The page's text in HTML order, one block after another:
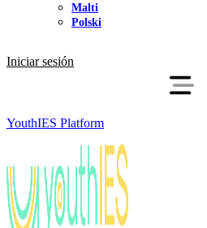
Malti
Polski
Iniciar sesión
YouthIES Platform